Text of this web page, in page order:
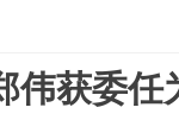
伟获委